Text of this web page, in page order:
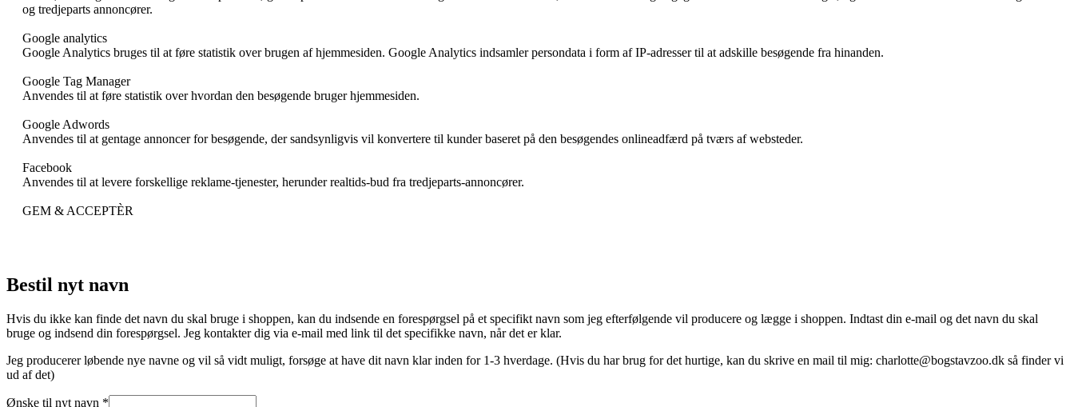
og tredjeparts annoncører.
Google analytics
Google Analytics bruges til at føre statistik over brugen af hjemmesiden. Google Analytics indsamler persondata i form af IP-adresser til at adskille besøgende fra hinanden.
Google Tag Manager
Anvendes til at føre statistik over hvordan den besøgende bruger hjemmesiden.
Google Adwords
Anvendes til at gentage annoncer for besøgende, der sandsynligvis vil konvertere til kunder baseret på den besøgendes onlineadfærd på tværs af websteder.
Facebook
Anvendes til at levere forskellige reklame-tjenester, herunder realtids-bud fra tredjeparts-annoncører.
GEM & ACCEPTÈR
Bestil nyt navn
Hvis du ikke kan finde det navn du skal bruge i shoppen, kan du indsende en forespørgsel på et specifikt navn som jeg efterfølgende vil producere og lægge i shoppen. Indtast din e-mail og det navn du skal
bruge og indsend din forespørgsel. Jeg kontakter dig via e-mail med link til det specifikke navn, når det er klar.
Jeg producerer løbende nye navne og vil så vidt muligt, forsøge at have dit navn klar inden for 1-3 hverdage. (Hvis du har brug for det hurtige, kan du skrive en mail til mig: charlotte@bogstavzoo.dk så finder vi
ud af det)
Ønske til nyt navn *